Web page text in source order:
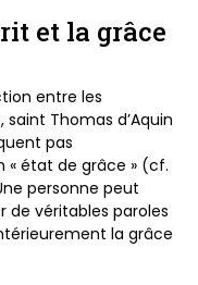
entre les
saint Thomas d’Aquin
pas
« état de grâce » (cf.
personne peut
de véritables paroles
la grâce